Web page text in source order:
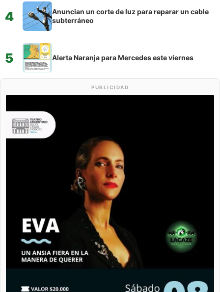
4
Anuncian un corte de luz para reparar un cable
subterráneo
5 Alerta Naranja para Mercedes este viernes
PUBLICIDAD